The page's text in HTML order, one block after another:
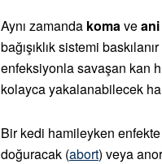
Aynı zamanda komave
bağışıklık sistemi
enfeksiyonla savaşan kan
kolayca yakalanabilecek
Bir kedi hamileyken
doğuracak (abort) veya